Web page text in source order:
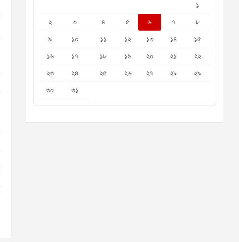
১
২
৩ ৪ ৫ ৬ ৭
৮
৯
১০ ১১ ১২ ১৩ ১৪
১৫
১৬
১৭ ১৮ ১৯ ২০ ২১
২২
২৩
২৪ ২৫ ২৬ ২৭ ২৮
২৯
৩০
৩১